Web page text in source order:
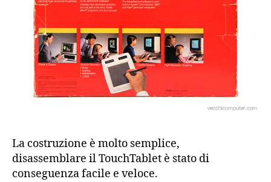
La costruzione è molto semplice,
disassemblare il TouchTablet è stato di
conseguenza facile e veloce.